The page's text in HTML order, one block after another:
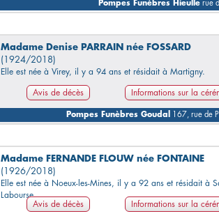
Pompes Funèbres Hieulle rue
Madame Denise PARRAIN née FOSSARD
(1924/2018)
Elle est née à Virey, il y a 94 ans et résidait à Martigny.
Avis de décès Informations sur la
Pompes Funèbres Goudal 167, rue de
Madame FERNANDE FLOUW née FONTAINE
(1926/2018)
Elle est née à Noeux-les-Mines, il y a 92 ans et résidait à
Labourse.
Avis de décès
Informations sur la